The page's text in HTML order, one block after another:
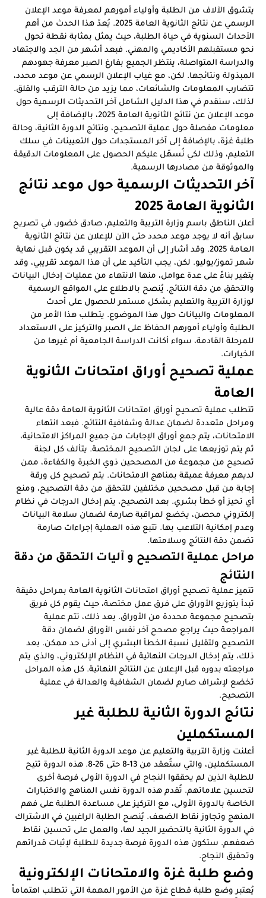
يتشوق الآلاف من الطلبة وأولياء أمورهم لمعرفة موعد الإعلان
الرسمي عن نتائج الثانوية العامة 2025. يُعدّ هذا الحدث من أهم
الأحداث السنوية في حياة الطلبة، حيث يمثل بمثابة نقطة تحول
نحو مستقبلهم الأكاديمي والمهني. فبعد أشهر من الجد والاجتهاد
والدراسة المتواصلة، ينتظر الجميع بفارغ الصبر معرفة جهودهم
المبذولة ونتائجها. لكن، مع غياب الإعلان الرسمي عن موعد محدد،
تتضارب المعلومات والشائعات، مما يزيد من حالة الترقب والقلق.
لذلك، سنقدم في هذا الدليل الشامل آخر التحديثات الرسمية حول
موعد الإعلان عن نتائج الثانوية العامة 2025، بالإضافة إلى
معلومات مفصلة حول عملية التصحيح، ونتائج الدورة الثانية، وحالة
طلبة غزة، بالإضافة إلى آخر المستجدات حول التعيينات في سلك
التعليم، وذلك لكي نُسهّل عليكم الحصول على المعلومات الدقيقة
والموثوقة من مصادرها الرسمية.
آخر التحديثات الرسمية حول موعد نتائج
الثانوية العامة 2025
أعلن الناطق باسم وزارة التربية والتعليم، صادق خضور، في تصريح
سابق أنه لا يوجد موعد محدد حتى الآن للإعلان عن نتائج الثانوية
العامة 2025. وقد أشار إلى أن الموعد التقريبي قد يكون قبل نهاية
شهر تموز/يوليو. لكن، يجب التأكيد على أن هذا الموعد تقريبي، وقد
يتغير بناءً على عدة عوامل، منها الانتهاء من عمليات إدخال البيانات
والتحقق من دقة النتائج. يُنصح بالاطلاع على المواقع الرسمية
لوزارة التربية والتعليم بشكل مستمر للحصول على أحدث
المعلومات والبيانات حول هذا الموضوع. يتطلب هذا الأمر من
الطلبة وأولياء أمورهم الحفاظ على الصبر والتركيز على الاستعداد
للمرحلة القادمة، سواء أكانت الدراسة الجامعية أم غيرها من
الخيارات.
عملية تصحيح أوراق امتحانات الثانوية
العامة
تتطلب عملية تصحيح أوراق امتحانات الثانوية العامة دقة عالية
ومراحل متعددة لضمان عدالة وشفافية النتائج. فبعد انتهاء
الامتحانات، يتم جمع أوراق الإجابات من جميع المراكز الامتحانية،
ثم يتم توزيعها على لجان التصحيح المختصة. يتألف كل لجنة
تصحيح من مجموعة من المصححين ذوي الخبرة والكفاءة، ممن
لديهم معرفة عميقة بمناهج الامتحانات. يتم تصحيح كل ورقة
إجابة من قبل مصححين مختلفين للتحقق من دقة التصحيح، ومنع
أي تحيز أو خطأ بشري. بعد التصحيح، يتم إدخال الدرجات في نظام
إلكتروني محصن، يخضع لمراقبة صارمة لضمان سلامة البيانات
وعدم إمكانية التلاعب بها. تتبع هذه العملية إجراءات صارمة
تضمن دقة النتائج وسلامتها.
مراحل عملية التصحيح و آليات التحقق من دقة
النتائج
تتميز عملية تصحيح أوراق امتحانات الثانوية العامة بمراحل دقيقة
تبدأ بتوزيع الأوراق على فرق عمل مختصة، حيث يقوم كل فريق
بتصحيح مجموعة محددة من الأوراق. بعد ذلك، تتم عملية
المراجعة حيث يراجع مصحح آخر نفس الأوراق لضمان دقة
التصحيح ولتقليل نسبة الخطأ البشري إلى أدنى حد ممكن. بعد
ذلك، يتم إدخال الدرجات النهائية في النظام الإلكتروني، والذي يتم
مراجعته بدوره قبل الإعلان عن النتائج النهائية. كل هذه المراحل
تخضع لإشراف صارم لضمان الشفافية والعدالة في عملية
التصحيح.
نتائج الدورة الثانية للطلبة غير
المستكملين
أعلنت وزارة التربية والتعليم عن موعد الدورة الثانية للطلبة غير
المستكملين، والتي ستُعقد من 13-8 حتى 26-8. هذه الدورة تتيح
للطلبة الذين لم يحققوا النجاح في الدورة الأولى فرصة أخرى
لتحسين علاماتهم. تُقدم هذه الدورة نفس المناهج والاختبارات
الخاصة بالدورة الأولى، مع التركيز على مساعدة الطلبة على فهم
المنهج وتجاوز نقاط الضعف. يُنصح الطلبة الراغبين في الاشتراك
في الدورة الثانية بالتحضير الجيد لها، والعمل على تحسين نقاط
ضعفهم. ستكون هذه الدورة فرصة جديدة للطلبة لإثبات قدراتهم
وتحقيق النجاح.
وضع طلبة غزة والامتحانات الإلكترونية
يُعتبر وضع طلبة قطاع غزة من الأمور المهمة التي تتطلب اهتماماً